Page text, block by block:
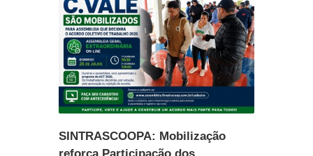
SINTRASCOOPA: Mobilização